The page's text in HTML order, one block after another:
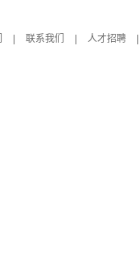
联系我们 人才招聘